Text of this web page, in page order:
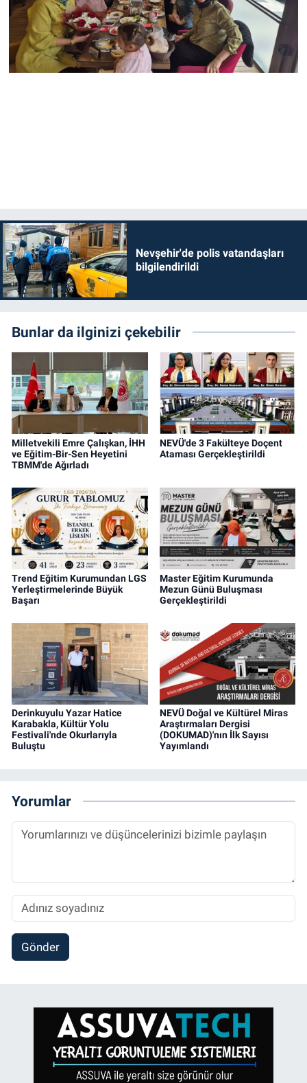
Nevşehir'de polis vatandaşları
bilgilendirildi
Bunlar da ilginizi çekebilir
Milletvekili Emre Çalışkan, İHH
ve Eğitim-Bir-Sen Heyetini
TBMM'de Ağırladı
NEVÜ'de 3 Fakülteye Doçent
Ataması Gerçekleştirildi
Trend Eğitim Kurumundan LGS
Yerleştirmelerinde Büyük
Başarı
Master Eğitim Kurumunda
Mezun Günü Buluşması
Gerçekleştirildi
Derinkuyulu Yazar Hatice
Karabakla, Kültür Yolu
Festivali'nde Okurlarıyla
Buluştu
NEVÜ Doğal ve Kültürel Miras
Araştırmaları Dergisi
(DOKUMAD)'nın İlk Sayısı
Yayımlandı
Yorumlar
Gönder